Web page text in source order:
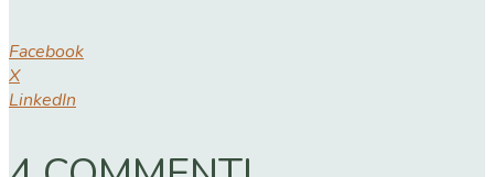
Facebook
X
LinkedIn